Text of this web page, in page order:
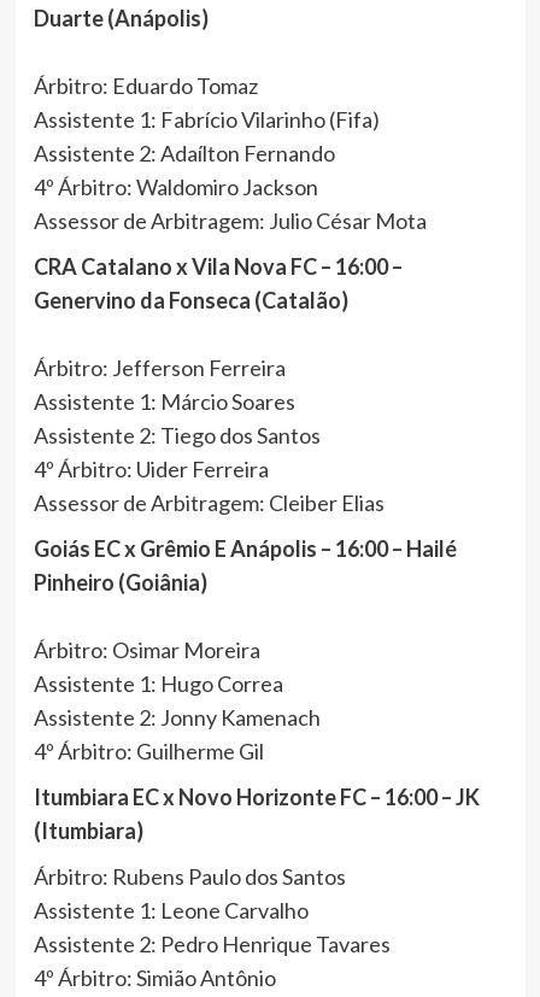
Duarte (Anápolis)
Árbitro: Eduardo Tomaz
Assistente 1: Fabrício Vilarinho (Fifa)
Assistente 2: Adaílton Fernando
4º Árbitro: Waldomiro Jackson
Assessor de Arbitragem: Julio César Mota
CRA Catalano x Vila Nova FC – 16:00 –
Genervino da Fonseca (Catalão)
Árbitro: Jefferson Ferreira
Assistente 1: Márcio Soares
Assistente 2: Tiego dos Santos
4º Árbitro: Uider Ferreira
Assessor de Arbitragem: Cleiber Elias
Goiás EC x Grêmio E Anápolis – 16:00 – Hailé
Pinheiro (Goiânia)
Árbitro: Osimar Moreira
Assistente 1: Hugo Correa
Assistente 2: Jonny Kamenach
4º Árbitro: Guilherme Gil
Itumbiara EC x Novo Horizonte FC – 16:00 – JK
(Itumbiara)
Árbitro: Rubens Paulo dos Santos
Assistente 1: Leone Carvalho
Assistente 2: Pedro Henrique Tavares
4º Árbitro: Simião Antônio